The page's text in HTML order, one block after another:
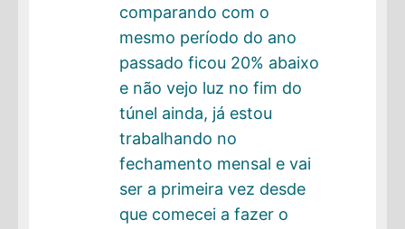
comparando com o
mesmo período do ano
passado ficou 20% abaixo
e não vejo luz no fim do
túnel ainda, já estou
trabalhando no
fechamento mensal e vai
ser a primeira vez desde
que comecei a fazer o